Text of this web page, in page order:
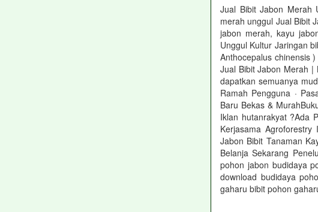
Jual Bibit Jabon
merah unggul Jual Bibit
jabon merah, kayu
Unggul Kultur Jaringan
Anthocepalus
Jual Bibit Jabon Merah |
dapatkan semuanya
Ramah Pengguna ·
Baru Bekas &
Iklan hutanrakyat ?Ada
Kerjasama
Jabon Bibit Tanaman
Belanja Sekarang
pohon jabon budidaya
download budidaya
gaharu bibit pohon